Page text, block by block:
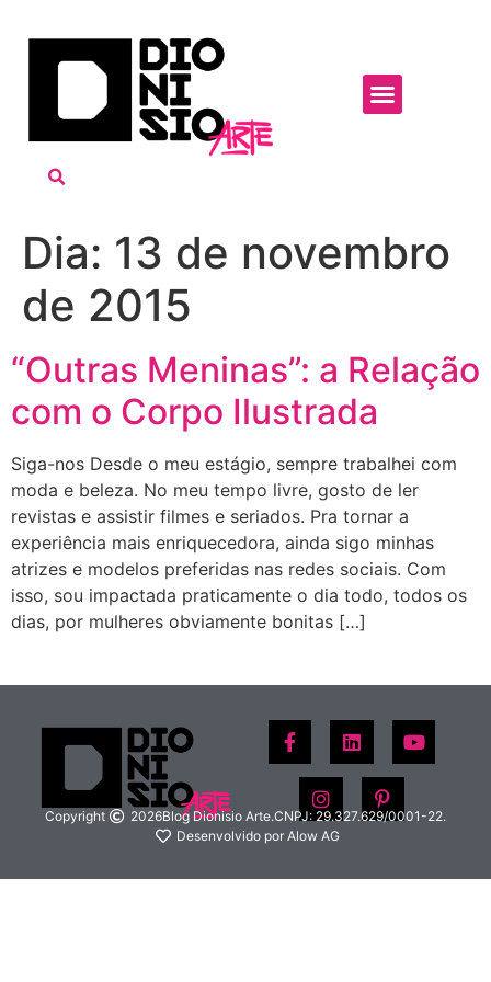
Dia: 13 de novembro
de 2015
“Outras Meninas”: a Relação
com o Corpo Ilustrada
Siga-nos Desde o meu estágio, sempre trabalhei com
moda e beleza. No meu tempo livre, gosto de ler
revistas e assistir filmes e seriados. Pra tornar a
experiência mais enriquecedora, ainda sigo minhas
atrizes e modelos preferidas nas redes sociais. Com
isso, sou impactada praticamente o dia todo, todos os
dias, por mulheres obviamente bonitas […]
Copyright 2026Blog Dionisio Arte.CNPJ: 29.327.629/0001-22.
Desenvolvido por Alow AG